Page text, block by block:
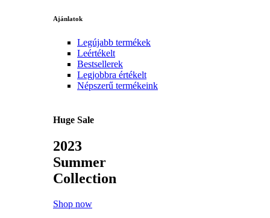
Ajánlatok
Legújabb termékek
Leértékelt
Bestsellerek
Legjobbra értékelt
Népszerű termékeink
Huge Sale
2023
Summer
Collection
Shop now